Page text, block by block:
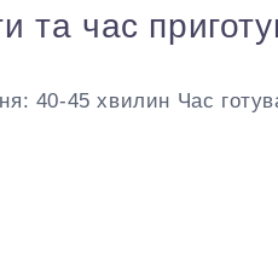
та час
40-45 хвилин Час